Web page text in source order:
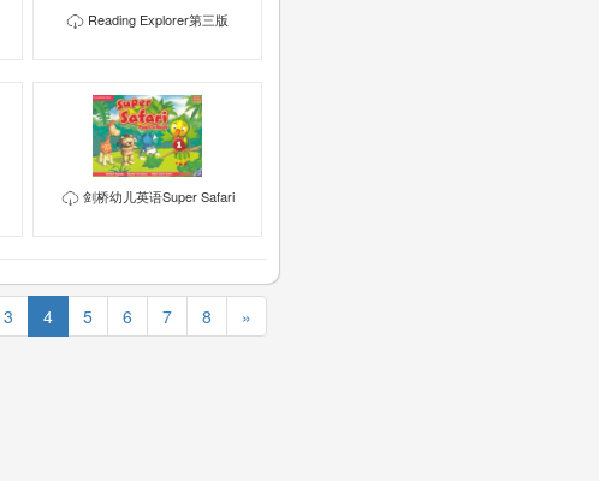
Reading Explorer第三版
剑桥幼儿英语Super Safari
3 4 5 6 7 8 »